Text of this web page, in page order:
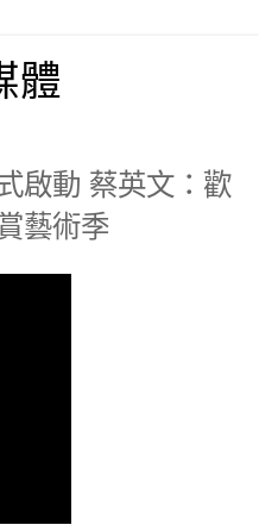
體
啟動 蔡英文：歡
藝術季